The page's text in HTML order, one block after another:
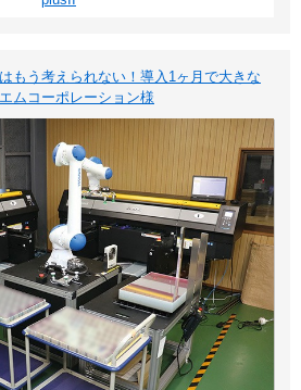
もう考えられない！導入1ヶ月で大きな
ムコーポレーション様